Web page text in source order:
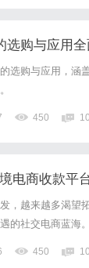
选购与应用
选购与应用，涵
450 10
电商收款平
，越来越多渴望
的社交电商蓝海
收付合规同样
往往很容易陷入
450 10